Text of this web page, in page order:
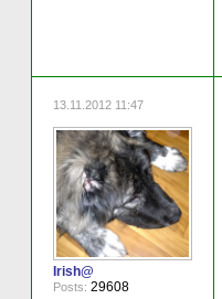
13.11.2012 11:47
Irish@
Posts: 29608